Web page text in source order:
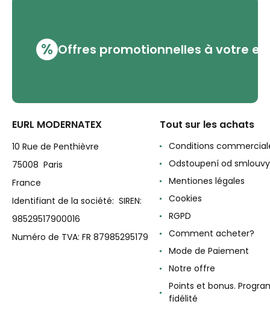
% Offres promotionnelles à votre
EURL MODERNATEX
10 Rue de Penthièvre
75008 Paris
France
Identifiant de la société: SIREN:
98529517900016
Numéro de TVA: FR 87985295179
Tout sur les achats
Conditions
Odstoupení od smlouvy
Mentiones légales
Cookies
RGPD
Comment acheter?
Mode de Paiement
Notre offre
Points et bonus.
fidélité